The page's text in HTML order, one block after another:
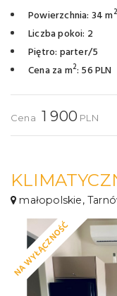
Powierzchnia: 34 m2
Liczba pokoi: 2
Piętro: parter/5
Cena za m2: 56 PLN
Cena 1 900 PLN
małopolskie,
NA WYŁĄCZNOŚĆ